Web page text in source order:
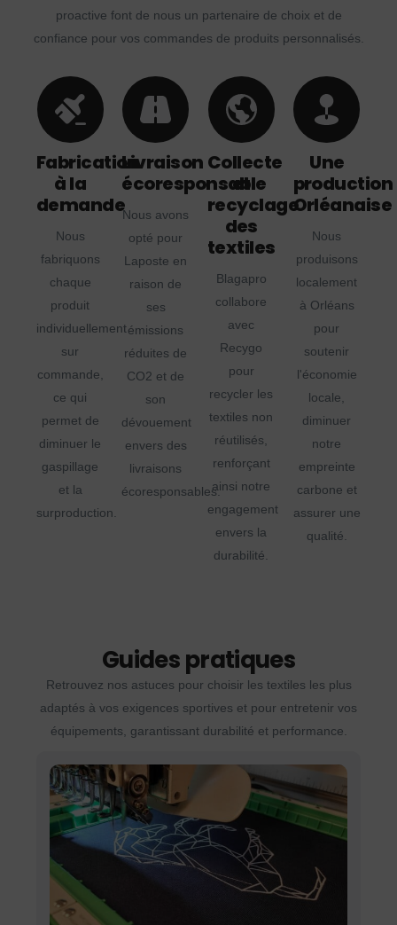
proactive font de nous un partenaire de choix et de
confiance pour vos commandes de produits personnalisés.
Fabrication
à la
demande
Nous
fabriquons
chaque
produit
individuellement
sur
commande,
ce qui
permet de
diminuer le
gaspillage
et la
surproduction.
Livraison
écoresponsable
Nous avons
opté pour
Laposte en
raison de
ses
émissions
réduites de
CO2 et de
son
dévouement
envers des
livraisons
écoresponsables.
Collecte
et
recyclage
des
textiles
Blagapro
collabore
avec
Recygo
pour
recycler les
textiles non
réutilisés,
renforçant
ainsi notre
engagement
envers la
durabilité.
Une
production
Orléanaise
Nous
produisons
localement
à Orléans
pour
soutenir
l'économie
locale,
diminuer
notre
empreinte
carbone et
assurer une
qualité.
Guides pratiques
Retrouvez nos astuces pour choisir les textiles les plus
adaptés à vos exigences sportives et pour entretenir vos
équipements, garantissant durabilité et performance.